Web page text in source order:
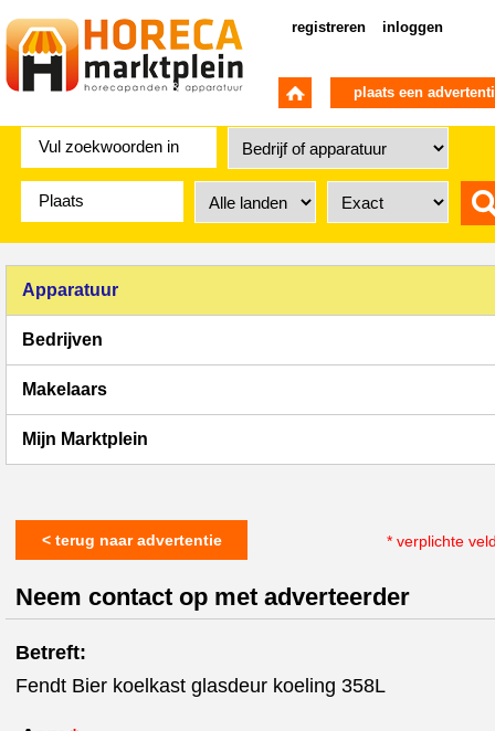
registreren inloggen
plaats een
Apparatuur
Bedrijven
Makelaars
Mijn Marktplein
< terug naar advertentie * verplichte
Neem contact op met adverteerder
Betreft:
Fendt Bier koelkast glasdeur koeling 358L